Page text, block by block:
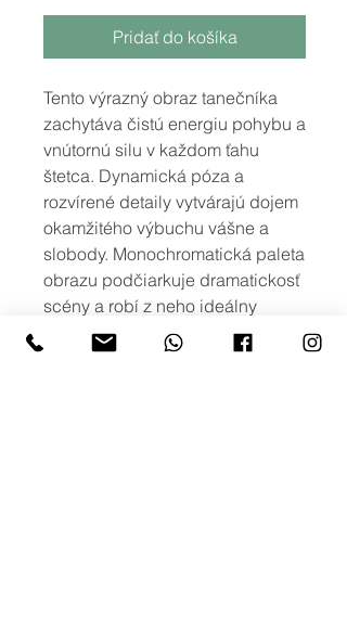
Pridať do košíka
Tento výrazný obraz tanečníka
zachytáva čistú energiu pohybu a
vnútornú silu v každom ťahu
štetca. Dynamická póza a
rozvírené detaily vytvárajú dojem
okamžitého výbuchu vášne a
slobody. Monochromatická paleta
obrazu podčiarkuje dramatickosť
scény a robí z neho ideálny
kúsok pre moderné interiéry,
umelecké ateliéry alebo priestory